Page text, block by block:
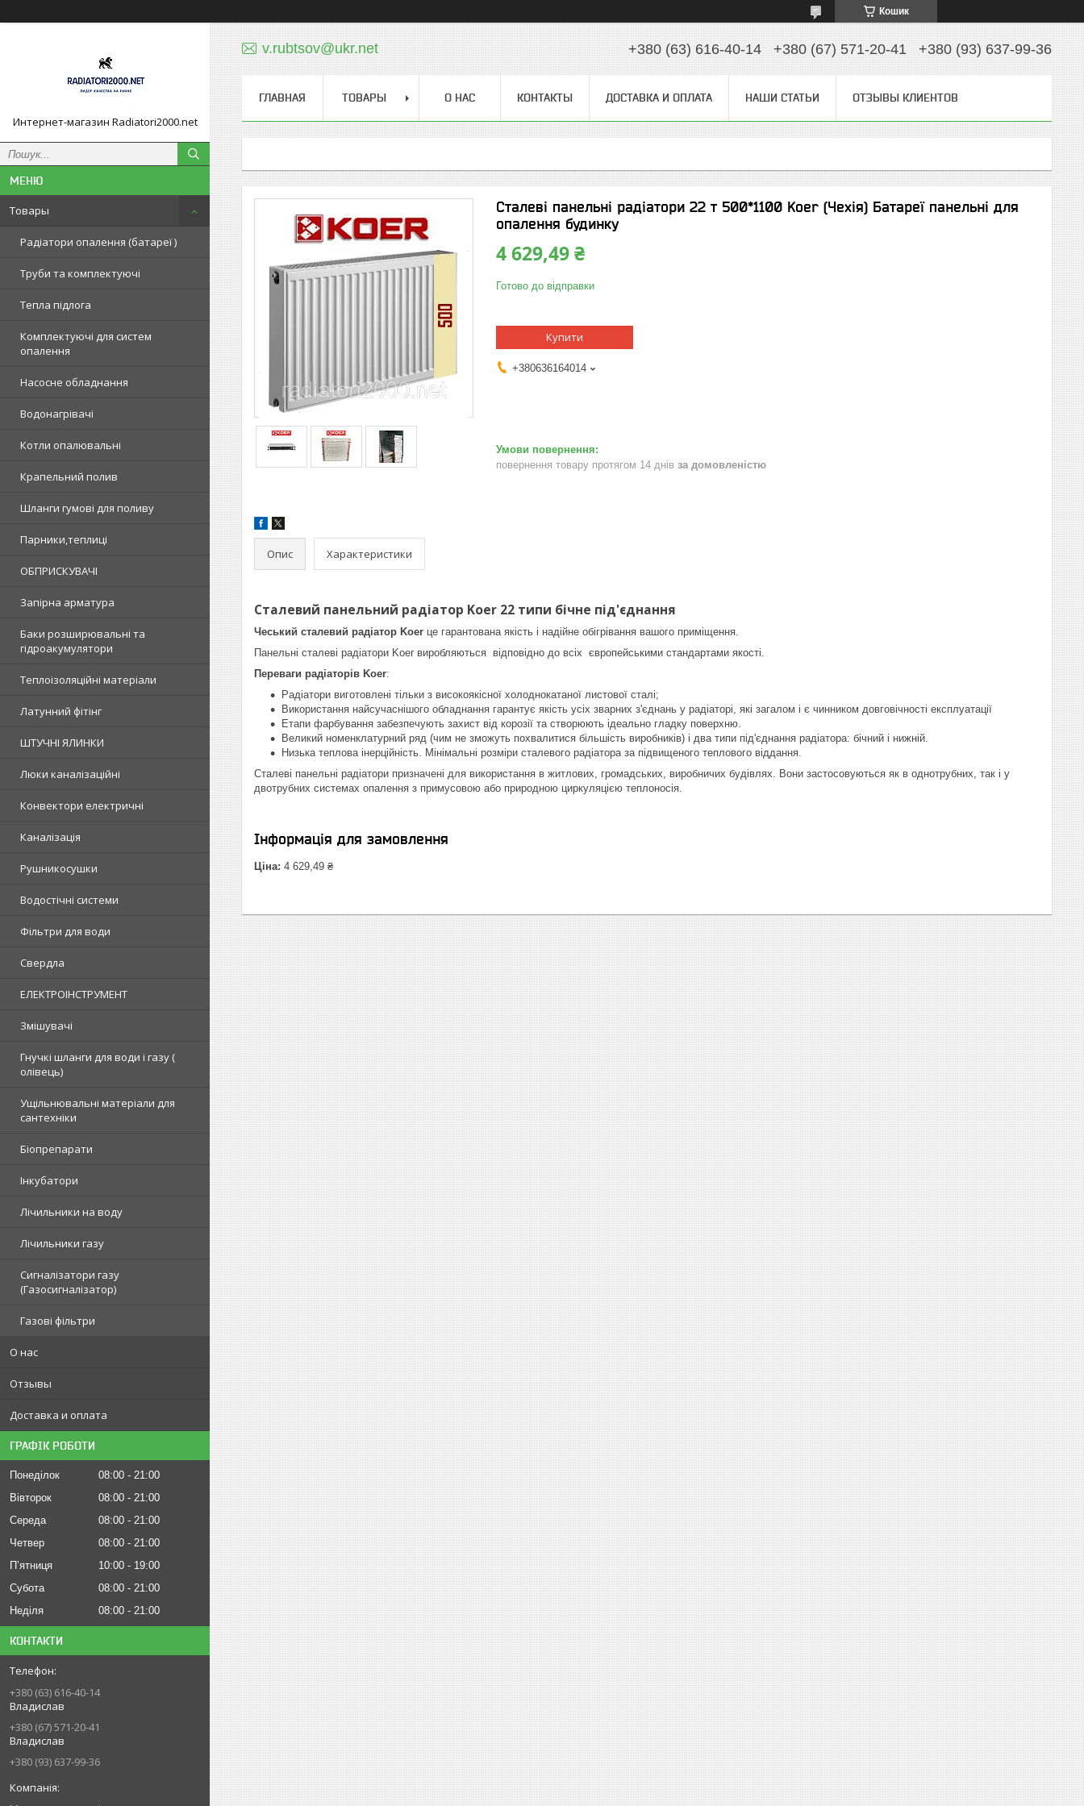
Кошик
Интернет-магазин Radiatori2000.net
Товары
Радіатори опалення (батареї )
Труби та комплектуючі
Тепла підлога
Комплектуючі для систем
опалення
Насосне обладнання
Водонагрівачі
Котли опалювальні
Крапельний полив
Шланги гумові для поливу
Парники,теплиці
ОБПРИСКУВАЧІ
Запірна арматура
Баки розширювальні та
гідроакумулятори
Теплоізоляційні матеріали
Латунний фітінг
ШТУЧНІ ЯЛИНКИ
Люки каналізаційні
Конвектори електричні
Каналізація
Рушникосушки
Водостічні системи
Фільтри для води
Свердла
ЕЛЕКТРОІНСТРУМЕНТ
Змішувачі
Гнучкі шланги для води і газу (
олівець)
Ущільнювальні матеріали для
сантехніки
Біопрепарати
Інкубатори
Лічильники на воду
Лічильники газу
Сигналізатори газу
(Газосигналізатор)
Газові фільтри
О нас
Отзывы
Доставка и оплата
ГРАФІК РОБОТИ
Понеділок 08:00
21:00
Вівторок
08:00
21:00
Середа
08:00
21:00
Четвер
08:00
21:00
Пʼятниця
10:00
19:00
Субота
08:00
21:00
Неділя
08:00 21:00
КОНТАКТИ
+380 (63) 616-40-14
Владислав
+380 (67) 571-20-41
Владислав
+380 (93) 637-99-36
v.rubtsov@ukr.net +380 (63) 616-40-14 +380 (67) 571-20-41 +380 (93) 637-99-36
ГЛАВНАЯ ТОВАРЫ О НАС КОНТАКТЫ ДОСТАВКА И ОПЛАТА НАШИ СТАТЬИ ОТЗЫВЫ КЛИЕНТОВ
Сталеві панельні радіатори 22 т 500*1100 Koer (Чехія) Батареї панельні для
опалення будинку
4 629,49 ₴
Готово до відправки
Купити
+380636164014
повернення товару протягом 14 днів за домовленістю
Опис Характеристики
Сталевий панельний радіатор Koer 22 типи бічне під'єднання
Чеський сталевий радіатор Koer це гарантована якість і надійне обігрівання вашого приміщення.
Панельні сталеві радіатори Koer виробляються відповідно до всіх європейськими стандартами якості.
Переваги радіаторів Koer:
Радіатори виготовлені тільки з високоякісної холоднокатаної листової сталі;
Використання найсучаснішого обладнання гарантує якість усіх зварних з'єднань у радіаторі, які загалом і є чинником довговічності експлуатації
Етапи фарбування забезпечують захист від корозії та створюють ідеально гладку поверхню.
Великий номенклатурний ряд (чим не зможуть похвалитися більшість виробників) і два типи під'єднання радіатора: бічний і нижній.
Низька теплова інерційність. Мінімальні розміри сталевого радіатора за підвищеного теплового віддання.
Сталеві панельні радіатори призначені для використання в житлових, громадських, виробничих будівлях. Вони застосовуються як в однотрубних, так і у
двотрубних системах опалення з примусовою або природною циркуляцією теплоносія.
Інформація для замовлення
Ціна: 4 629,49 ₴